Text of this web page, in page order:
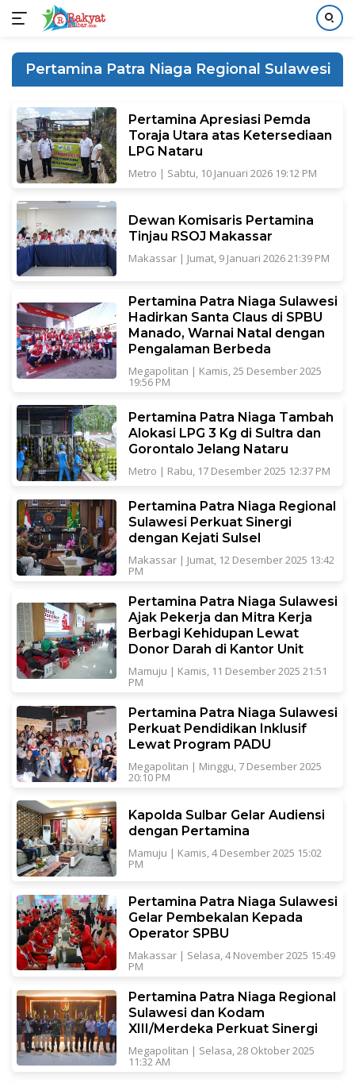
konten
Pertamina Patra Niaga Regional Sulawesi
Pertamina Apresiasi Pemda
Toraja Utara atas Ketersediaan
LPG Nataru
Metro | Sabtu, 10 Januari 2026 19:12 PM
Dewan Komisaris Pertamina
Tinjau RSOJ Makassar
Makassar| Jumat, 9 Januari 2026 21:39 PM
Pertamina Patra Niaga Sulawesi
Hadirkan Santa Claus di SPBU
Manado, Warnai Natal dengan
Pengalaman Berbeda
Megapolitan | Kamis, 25 Desember 2025
19:56 PM
Pertamina Patra Niaga Tambah
Alokasi LPG 3 Kg di Sultra dan
Gorontalo Jelang Nataru
Metro | Rabu, 17 Desember 2025 12:37 PM
Pertamina Patra Niaga Regional
Sulawesi Perkuat Sinergi
dengan Kejati Sulsel
Makassar| Jumat, 12 Desember 2025 13:42
PM
Pertamina Patra Niaga Sulawesi
Ajak Pekerja dan Mitra Kerja
Berbagi Kehidupan Lewat
Donor Darah di Kantor Unit
Mamuju | Kamis, 11 Desember 2025 21:51
PM
Pertamina Patra Niaga Sulawesi
Perkuat Pendidikan Inklusif
Lewat Program PADU
Megapolitan | Minggu, 7 Desember 2025
20:10 PM
Kapolda Sulbar Gelar Audiensi
dengan Pertamina
Mamuju | Kamis, 4 Desember 2025 15:02
PM
Pertamina Patra Niaga Sulawesi
Gelar Pembekalan Kepada
Operator SPBU
Makassar| Selasa, 4 November 2025 15:49
PM
Pertamina Patra Niaga Regional
Sulawesi dan Kodam
XIII/Merdeka Perkuat Sinergi
Megapolitan | Selasa, 28 Oktober 2025
11:32 AM